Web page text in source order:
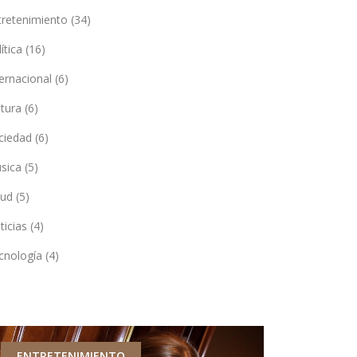
(34)
(16)
(6)
(6)
(6)
(5)
(5)
(4)
(4)